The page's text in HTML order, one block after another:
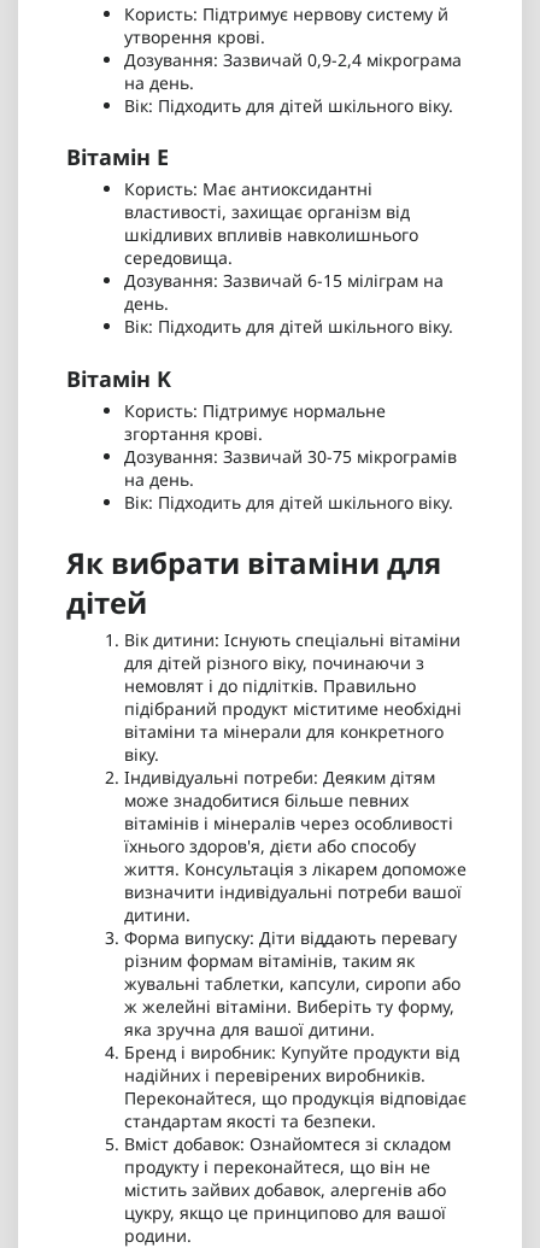
Користь: Підтримує нервову систему й
утворення крові.
Дозування: Зазвичай 0,9-2,4 мікрограма
на день.
Вік: Підходить для дітей шкільного віку.
Вітамін E
Користь: Має антиоксидантні
властивості, захищає організм від
шкідливих впливів навколишнього
середовища.
Дозування: Зазвичай 6-15 міліграм на
день.
Вік: Підходить для дітей шкільного віку.
Вітамін K
Користь: Підтримує нормальне
згортання крові.
Дозування: Зазвичай 30-75 мікрограмів
на день.
Вік: Підходить для дітей шкільного віку.
Як вибрати вітаміни для
дітей
Вік дитини: Існують спеціальні вітаміни
для дітей різного віку, починаючи з
немовлят і до підлітків. Правильно
підібраний продукт міститиме необхідні
вітаміни та мінерали для конкретного
віку.
Індивідуальні потреби: Деяким дітям
може знадобитися більше певних
вітамінів і мінералів через особливості
їхнього здоров'я, дієти або способу
життя. Консультація з лікарем допоможе
визначити індивідуальні потреби вашої
дитини.
Форма випуску: Діти віддають перевагу
різним формам вітамінів, таким як
жувальні таблетки, капсули, сиропи або
ж желейні вітаміни. Виберіть ту форму,
яка зручна для вашої дитини.
Бренд і виробник: Купуйте продукти від
надійних і перевірених виробників.
Переконайтеся, що продукція відповідає
стандартам якості та безпеки.
Вміст добавок: Ознайомтеся зі складом
продукту і переконайтеся, що він не
містить зайвих добавок, алергенів або
цукру, якщо це принципово для вашої
родини.